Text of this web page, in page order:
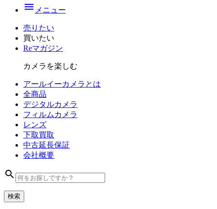
menu メニュー
売りたい
買いたい
Reマガジン
カメラを楽しむ
アールイーカメラとは
全商品
デジタルカメラ
フィルム カメラ
レンズ
下取買取
中古延長保証
会社概要
search